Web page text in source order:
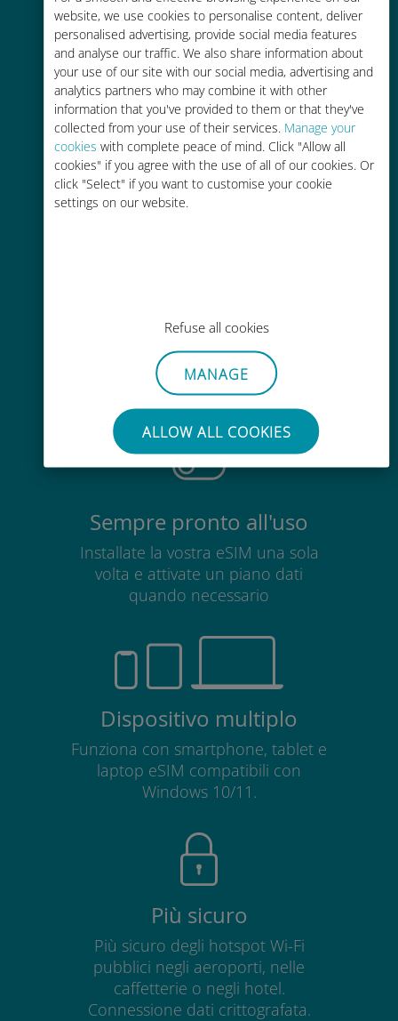
website, we use cookies to personalise content, deliver
personalised advertising, provide social media features
and analyse our traffic. We also share information about
your use of our site with our social media, advertising and
analytics partners who may combine it with other
information that you've provided to them or that they've
collected from your use of their services. Manage your
cookies with complete peace of mind. Click "Allow all
cookies" if you agree with the use of all of our cookies. Or
click "Select" if you want to customise your cookie
settings on our website.
Refuse all cookies
MANAGE
ALLOW ALL COOKIES
Fino al 90% in meno rispetto alle
tariffe di roaming con il vostro
operatore attuale
Ricarica facile
Ovunque tramite l'app Ubigi, anche
Senza sforzo
Non è necessario rimuovere la
scheda SIM esistente
Sempre pronto all'uso
Installate la vostra eSIM una sola
volta e attivate un piano dati
quando necessario
Dispositivo multiplo
Funziona con smartphone, tablet e
laptop eSIM compatibili con
Windows 10/11.
Più sicuro
Più sicuro degli hotspot Wi-Fi
pubblici negli aeroporti, nelle
caffetterie o negli hotel.
Connessione dati crittografata.